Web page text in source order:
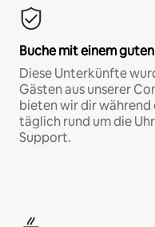
Buche mit einem
Diese Unterkünfte
Gästen aus unserer
bieten wir dir
täglich rund um die
Support.